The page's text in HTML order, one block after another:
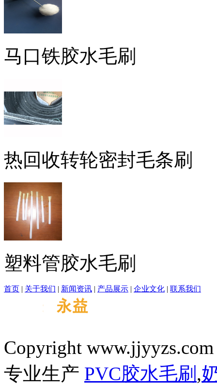
马口铁胶水毛刷
热回收转轮密封毛条刷
塑料管胶水毛刷
首页 | 关于我们 | 新闻资讯 | 产品展示 | 企业文化 | 联系我们
Copyright
专业生产 PVC胶水毛刷 ,